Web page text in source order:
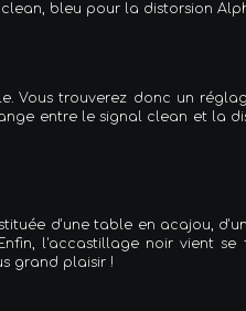
bleu pour la distorsion
Vous trouverez donc un
entre le signal clean et la
d'une table en acajou,
l'accastillage noir vient
grand plaisir !